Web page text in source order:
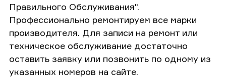
Правильного Обслуживания".
Профессионально ремонтируем все марки
производителя. Для записи на ремонт или
техническое обслуживание достаточно
оставить заявку или позвонить по одному из
указанных номеров на сайте.